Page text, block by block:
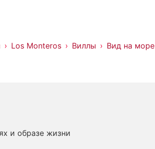
Los Monteros Виллы Вид на море
и образе жизни